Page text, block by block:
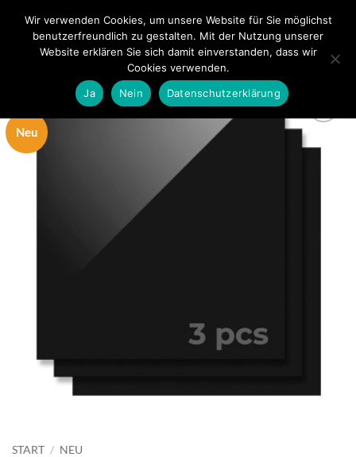
Inhalt
springen
0
Neu
zur
Wunschliste
START / NEU
Wir verwenden Cookies, um unsere Website für Sie möglichst
benutzerfreundlich zu gestalten. Mit der Nutzung unserer
Website erklären Sie sich damit einverstanden, dass wir
Cookies verwenden.
Ja
Nein Datenschutzerklärung